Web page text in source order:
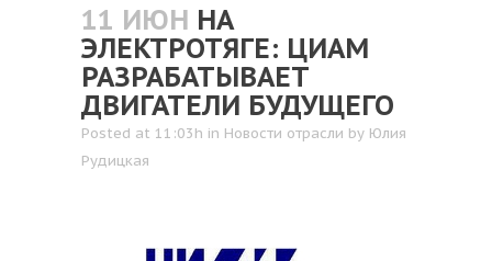
11 ИЮН НА
ЭЛЕКТРОТЯГЕ: ЦИАМ
РАЗРАБАТЫВАЕТ
ДВИГАТЕЛИ БУДУЩЕГО
Posted at 11:03h in Новости отрасли by Юлия
Рудицкая